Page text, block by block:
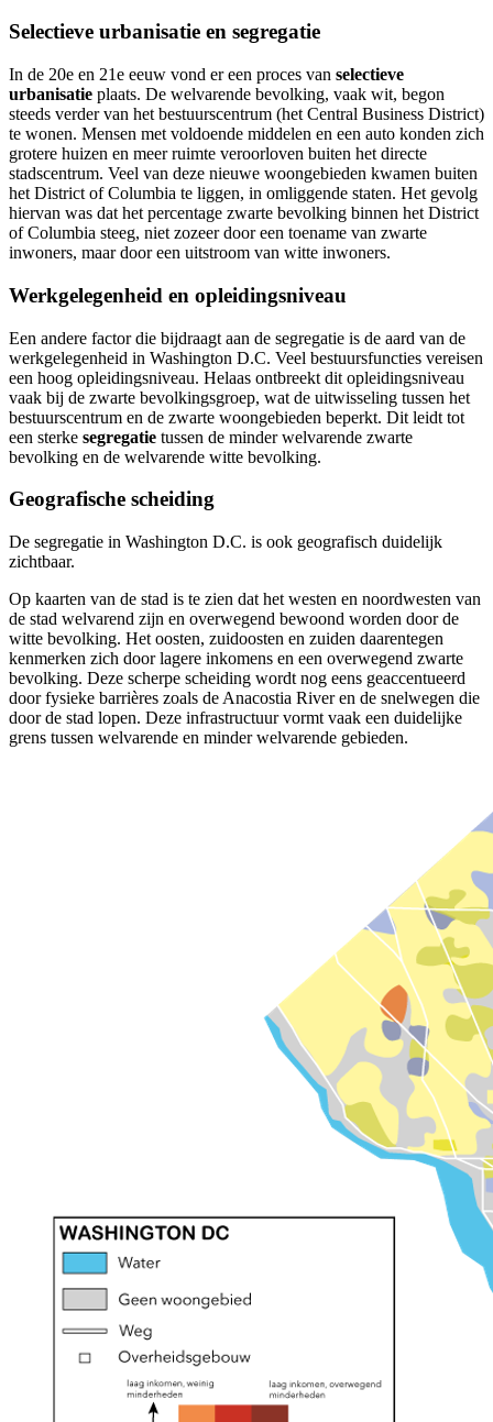
Selectieve urbanisatie en segregatie
In de 20e en 21e eeuw vond er een proces van selectieve
urbanisatie plaats. De welvarende bevolking, vaak wit, begon
steeds verder van het bestuurscentrum (het Central Business District)
te wonen. Mensen met voldoende middelen en een auto konden zich
grotere huizen en meer ruimte veroorloven buiten het directe
stadscentrum. Veel van deze nieuwe woongebieden kwamen buiten
het District of Columbia te liggen, in omliggende staten. Het gevolg
hiervan was dat het percentage zwarte bevolking binnen het District
of Columbia steeg, niet zozeer door een toename van zwarte
inwoners, maar door een uitstroom van witte inwoners.
Werkgelegenheid en opleidingsniveau
Een andere factor die bijdraagt aan de segregatie is de aard van de
werkgelegenheid in Washington D.C. Veel bestuursfuncties vereisen
een hoog opleidingsniveau. Helaas ontbreekt dit opleidingsniveau
vaak bij de zwarte bevolkingsgroep, wat de uitwisseling tussen het
bestuurscentrum en de zwarte woongebieden beperkt. Dit leidt tot
een sterke segregatie tussen de minder welvarende zwarte
bevolking en de welvarende witte bevolking.
Geografische scheiding
De segregatie in Washington D.C. is ook geografisch duidelijk
zichtbaar.
Op kaarten van de stad is te zien dat het westen en noordwesten van
de stad welvarend zijn en overwegend bewoond worden door de
witte bevolking. Het oosten, zuidoosten en zuiden daarentegen
kenmerken zich door lagere inkomens en een overwegend zwarte
bevolking. Deze scherpe scheiding wordt nog eens geaccentueerd
door fysieke barrières zoals de Anacostia River en de snelwegen die
door de stad lopen. Deze infrastructuur vormt vaak een duidelijke
grens tussen welvarende en minder welvarende gebieden.